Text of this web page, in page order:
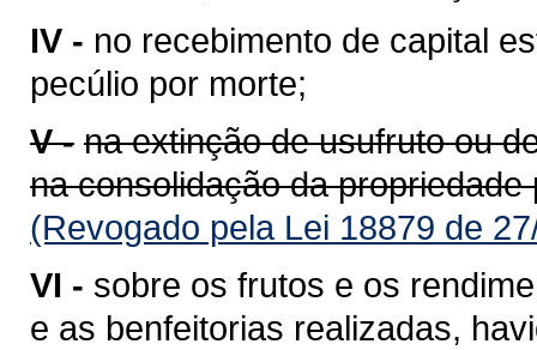
IV - no recebimento de capital
pecúlio por morte;
V - na extinção de usufruto ou
na consolidação da propriedade
(Revogado pela Lei 18879 de
VI - sobre os frutos e os
e as benfeitorias realizadas,